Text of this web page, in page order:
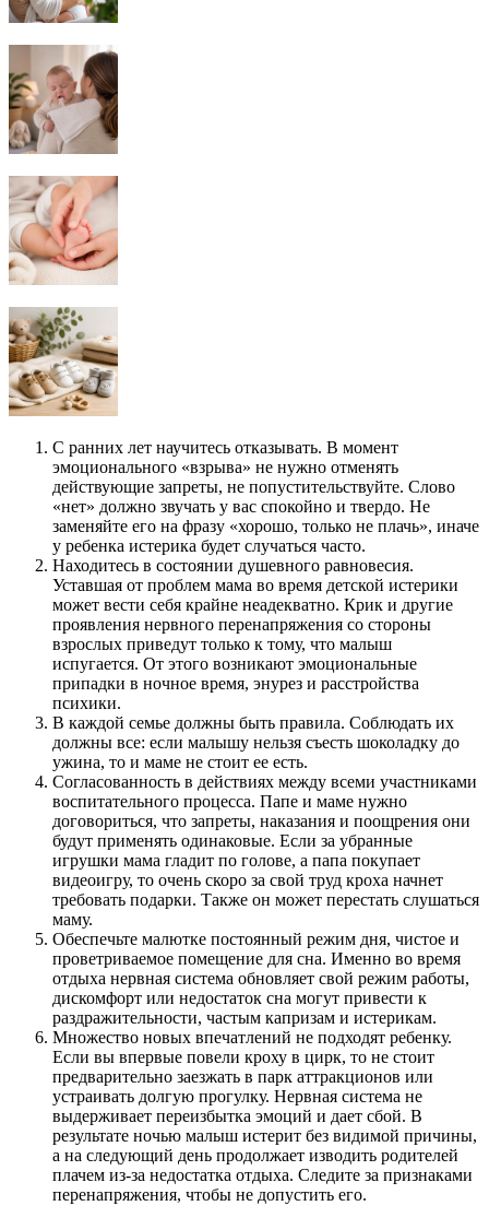
С ранних лет научитесь отказывать. В момент
эмоционального «взрыва» не нужно отменять
действующие запреты, не попустительствуйте. Слово
«нет» должно звучать у вас спокойно и твердо. Не
заменяйте его на фразу «хорошо, только не плачь», иначе
у ребенка истерика будет случаться часто.
Находитесь в состоянии душевного равновесия.
Уставшая от проблем мама во время детской истерики
может вести себя крайне неадекватно. Крик и другие
проявления нервного перенапряжения со стороны
взрослых приведут только к тому, что малыш
испугается. От этого возникают эмоциональные
припадки в ночное время, энурез и расстройства
психики.
В каждой семье должны быть правила. Соблюдать их
должны все: если малышу нельзя съесть шоколадку до
ужина, то и маме не стоит ее есть.
Согласованность в действиях между всеми участниками
воспитательного процесса. Папе и маме нужно
договориться, что запреты, наказания и поощрения они
будут применять одинаковые. Если за убранные
игрушки мама гладит по голове, а папа покупает
видеоигру, то очень скоро за свой труд кроха начнет
требовать подарки. Также он может перестать слушаться
маму.
Обеспечьте малютке постоянный режим дня, чистое и
проветриваемое помещение для сна. Именно во время
отдыха нервная система обновляет свой режим работы,
дискомфорт или недостаток сна могут привести к
раздражительности, частым капризам и истерикам.
Множество новых впечатлений не подходят ребенку.
Если вы впервые повели кроху в цирк, то не стоит
предварительно заезжать в парк аттракционов или
устраивать долгую прогулку. Нервная система не
выдерживает переизбытка эмоций и дает сбой. В
результате ночью малыш истерит без видимой причины,
а на следующий день продолжает изводить родителей
плачем из-за недостатка отдыха. Следите за признаками
перенапряжения, чтобы не допустить его.